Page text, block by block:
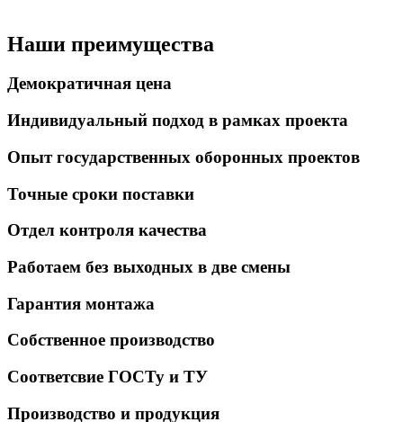
Наши преимущества
Демократичная цена
Индивидуальный подход в рамках проекта
Опыт государственных оборонных проектов
Точные сроки поставки
Отдел контроля качества
Работаем без выходных в две смены
Гарантия монтажа
Собственное производство
Соответсвие ГОСТу и ТУ
Производство и продукция